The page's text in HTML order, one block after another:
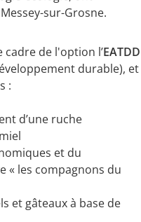
sur-Grosne.
cadre de l'option l’EATDD
durable), et
:
d’une ruche
et du
« les compagnons du
et gâteaux à base de